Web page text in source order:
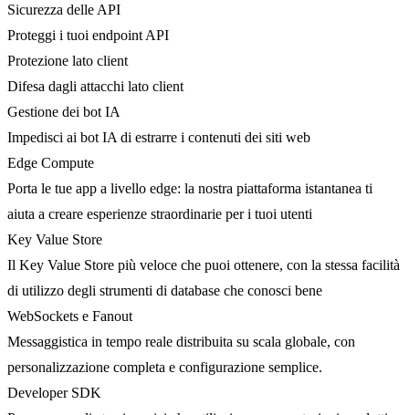
Sicurezza delle API
Proteggi i tuoi endpoint API
Protezione lato client
Difesa dagli attacchi lato client
Gestione dei bot IA
Impedisci ai bot IA di estrarre i contenuti dei siti web
Edge Compute
Porta le tue app a livello edge: la nostra piattaforma istantanea ti
aiuta a creare esperienze straordinarie per i tuoi utenti
Key Value Store
Il Key Value Store più veloce che puoi ottenere, con la stessa facilità
di utilizzo degli strumenti di database che conosci bene
WebSockets e Fanout
Messaggistica in tempo reale distribuita su scala globale, con
personalizzazione completa e configurazione semplice.
Developer SDK